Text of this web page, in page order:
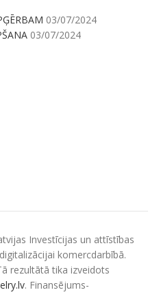
03/07/2024
03/07/2024
Investīcijas un attīstības
komercdarbībā.
rezultātā tika izveidots
. Finansējums-